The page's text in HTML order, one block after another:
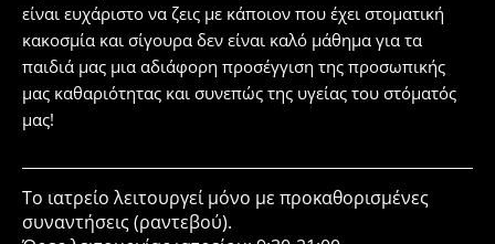
είναι ευχάριστο να ζεις με κάποιον που έχει στοματική
κακοσμία και σίγουρα δεν είναι καλό μάθημα για τα
παιδιά μας μια αδιάφορη προσέγγιση της προσωπικής
μας καθαριότητας και συνεπώς της υγείας του στόματός
μας!
Το ιατρείο λειτουργεί μόνο με προκαθορισμένες
συναντήσεις (ραντεβού).